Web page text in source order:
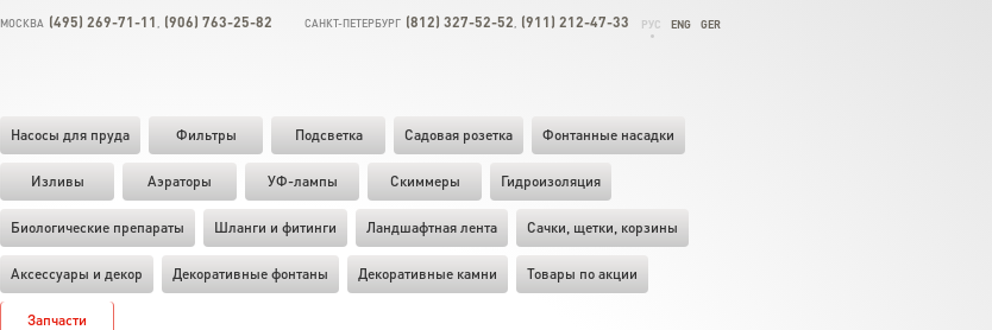
МОСКВА (495) 269-71-11 (906) 763-25-82 САНКТ-ПЕТЕРБУРГ (812) 327-52-52 (911) 212-47-33 РУС ENG GER
Насосы для пруда Фильтры Подсветка Садовая розетка Фонтанные насадки
Изливы Аэраторы УФ-лампы Скиммеры Гидроизоляция
Биологические препараты Шланги и фитинги Ландшафтная лента Cачки, щетки, корзины
Аксессуары и декор Декоративные фонтаны Декоративные камни Товары по акции
Запчасти